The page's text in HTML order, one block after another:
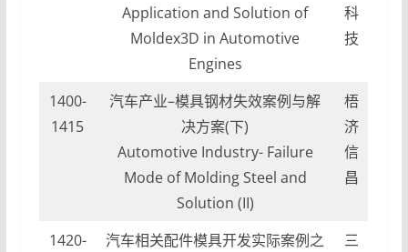
Application and Solution of
Moldex3D in Automotive
Engines
科
技
1400-
1415
汽车产业–模具钢材失效案例与解
决方案(下)
Automotive Industry- Failure
Mode of Molding Steel and
Solution (II)
梧
济
信
昌
1420-
汽车相关配件模具开发实际案例之
三